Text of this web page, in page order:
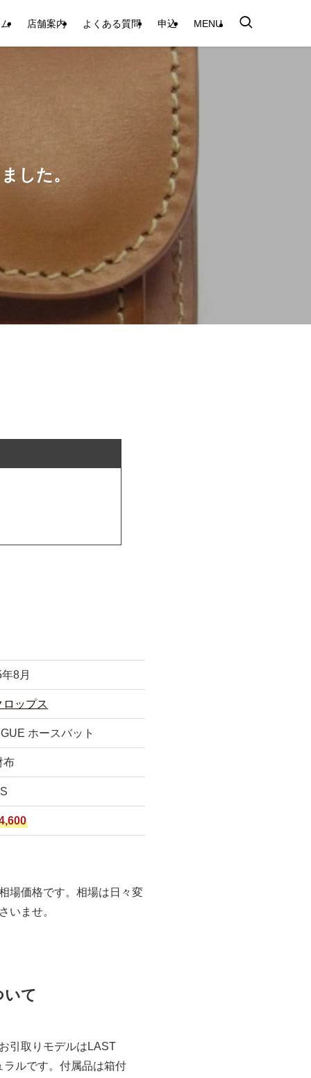
店舗案内 よくある質問 申込 MENU
した。
8月
ロップス
ホースバット
布
S
場価格です。相場は日々変
いませ。
いて
引取りモデルはLAST
ルです。付属品は箱付